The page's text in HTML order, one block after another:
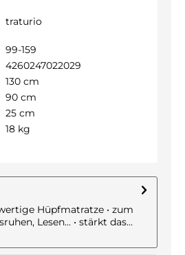
traturio
99-159
4260247022029
130 cm
90 cm
25 cm
18 kg
Hüpfmatratze • zum
Lesen... • stärkt das...